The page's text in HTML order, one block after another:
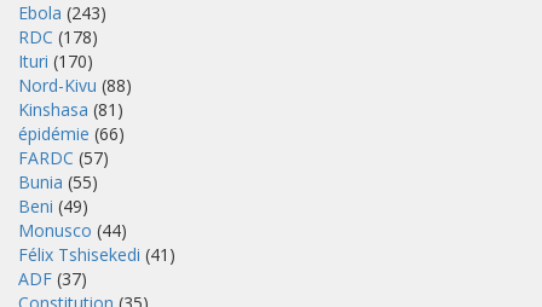
Ebola (243)
RDC (178)
Ituri (170)
Nord-Kivu (88)
Kinshasa (81)
épidémie (66)
FARDC (57)
Bunia (55)
Beni (49)
Monusco (44)
Félix Tshisekedi (41)
ADF (37)